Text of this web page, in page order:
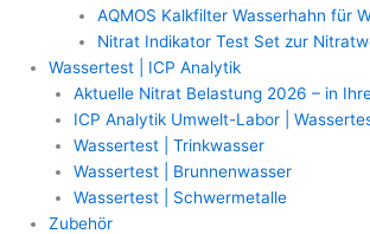
AQMOS Kalkfilter Wasserhahn für
Nitrat Indikator Test Set zur
Wassertest | ICP Analytik
Aktuelle Nitrat Belastung 2026 – in
ICP Analytik Umwelt-Labor |
Wassertest | Trinkwasser
Wassertest | Brunnenwasser
Wassertest | Schwermetalle
Zubehör